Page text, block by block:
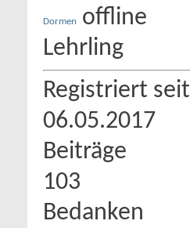
Dormen
Lehrling
Registriert seit
06.05.2017
Beiträge
103
Bedanken